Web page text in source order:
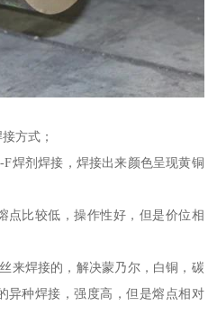
方式；
F焊剂焊接，焊接出来颜色呈现黄铜
点比较低，操作性好，但是价位相
来焊接的，解决蒙乃尔，白铜，碳
异种焊接，强度高，但是熔点相对